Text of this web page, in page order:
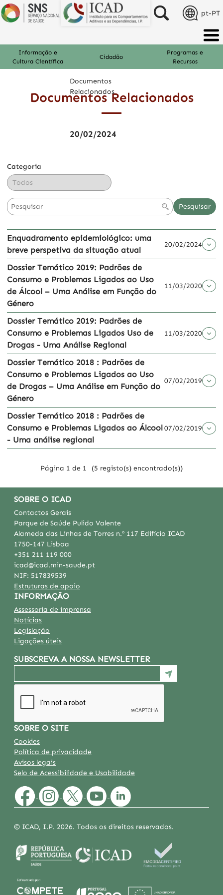
pt-PT
Informação e
Cultura Científica
Cidadão
Programas e
Recursos
Documentos
Relacionados
Documentos Relacionados
20/02/2024
Categoria
Pesquisar
Enquadramento epidemiológico: uma
breve perspetiva da situação atual
20/02/2024
Dossier Temático 2019: Padrões de
Consumo e Problemas Ligados ao Uso
de Álcool – Uma Análise em Função do
Género
11/03/2020
​Dossier Temático 2019: Padrões de
Consumo e Problemas Ligados Uso de
Drogas - Uma Análise Regional
11/03/2020
Dossier Temático 2018 : Padrões de
Consumo e Problemas Ligados ao Uso
de Drogas – Uma Análise em Função do
Género
07/02/2019
​Dossier Temático 2018 : Padrões de
Consumo e Problemas Ligados ao Álcool
- Uma análise regional
07/02/2019
Página 1 de 1 (5 registo(s) encontrado(s))
SOBRE O ICAD
Contactos Gerais
Parque de Saúde Pulido Valente
Alameda das Linhas de Torres n.º 117 Edifício ICAD
1750-147 Lisboa
+351 211 119 000
icad@icad.min-saude.pt
NIF: 517839539
Estruturas de apoio
INFORMAÇÃO
Assessoria de imprensa
Notícias
Legislação
Ligações úteis
SUBSCREVA A NOSSA NEWSLETTER
SOBRE O SITE
Cookies
Política de privacidade
Avisos legais
Selo de Acessibilidade e Usabilidade
© ICAD, I.P. 2026. Todos os direitos reservados.